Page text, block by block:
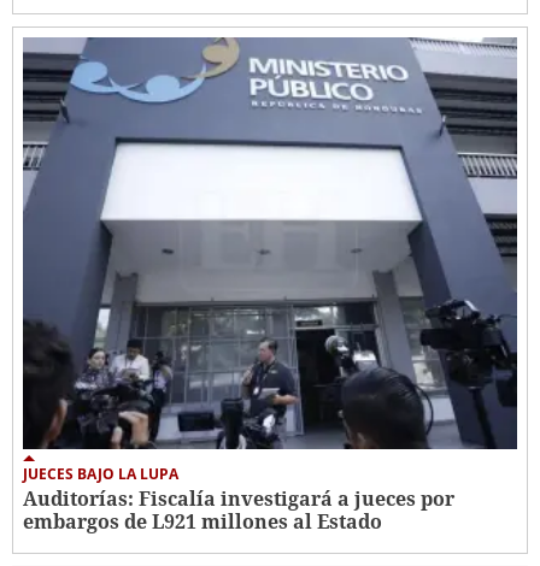
JUECES BAJO LA LUPA
Auditorías: Fiscalía investigará a jueces por
embargos de L921 millones al Estado